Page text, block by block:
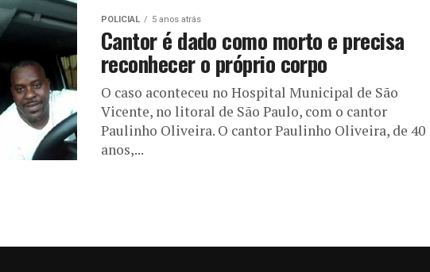
POLICIAL 5 anos atrás
Cantor é dado como morto e precisa
reconhecer o próprio corpo
O caso aconteceu no Hospital Municipal de São
Vicente, no litoral de São Paulo, com o cantor
Paulinho Oliveira. O cantor Paulinho Oliveira, de 40
anos,...